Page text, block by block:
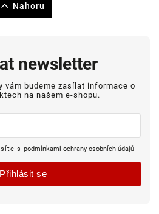
Nahoru
newsletter
vám budeme zasílat informace o
na našem e-shopu.
s podmínkami ochrany osobních údajů
Přihlásit se